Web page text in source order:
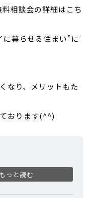
相談会の詳細はこち
暮らせる住まい”に
なり、メリットもた
おります(^^)
っと読む